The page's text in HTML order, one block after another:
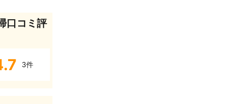
口コミ評
3件